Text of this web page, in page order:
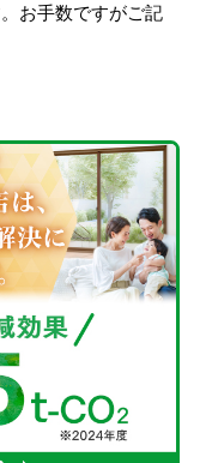
お手数ですがご記